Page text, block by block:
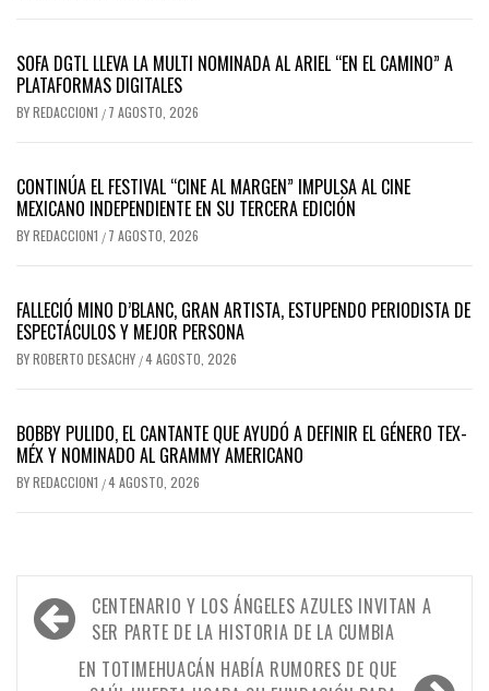
SOFA DGTL LLEVA LA MULTI NOMINADA AL ARIEL “EN EL CAMINO” A
PLATAFORMAS DIGITALES
BYREDACCION1 / 7 AGOSTO, 2026
CONTINÚA EL FESTIVAL “CINE AL MARGEN” IMPULSA AL CINE
MEXICANO INDEPENDIENTE EN SU TERCERA EDICIÓN
BYREDACCION1 / 7 AGOSTO, 2026
FALLECIÓ MINO D’BLANC, GRAN ARTISTA, ESTUPENDO PERIODISTA DE
ESPECTÁCULOS Y MEJOR PERSONA
BYROBERTO DESACHY /4 AGOSTO, 2026
BOBBY PULIDO, EL CANTANTE QUE AYUDÓ A DEFINIR EL GÉNERO TEX-
MÉX Y NOMINADO AL GRAMMY AMERICANO
BYREDACCION1 /4 AGOSTO, 2026
Navegación
de
entradas
CENTENARIO Y LOS ÁNGELES AZULES INVITAN A
SER PARTE DE LA HISTORIA DE LA CUMBIA
EN TOTIMEHUACÁN HABÍA RUMORES DE QUE